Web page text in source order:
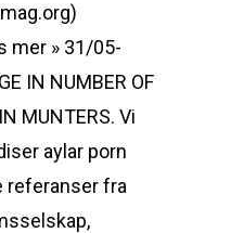
mer » 31/05-
IN NUMBER OF
MUNTERS. Vi
aylar porn
referanser fra